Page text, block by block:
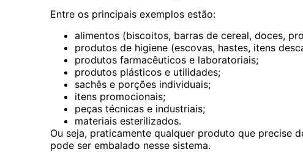
Entre os principais exemplos estão:
alimentos (biscoitos, barras de cereal, doces,
produtos de higiene (escovas, hastes, itens
produtos farmacêuticos e laboratoriais;
produtos plásticos e utilidades;
sachês e porções individuais;
itens promocionais;
peças técnicas e industriais;
materiais esterilizados.
Ou seja, praticamente qualquer produto que precise
pode ser embalado nesse sistema.